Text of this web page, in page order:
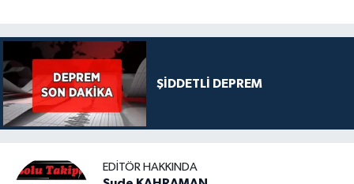
ŞİDDETLİ DEPREM
EDITÖR HAKKINDA